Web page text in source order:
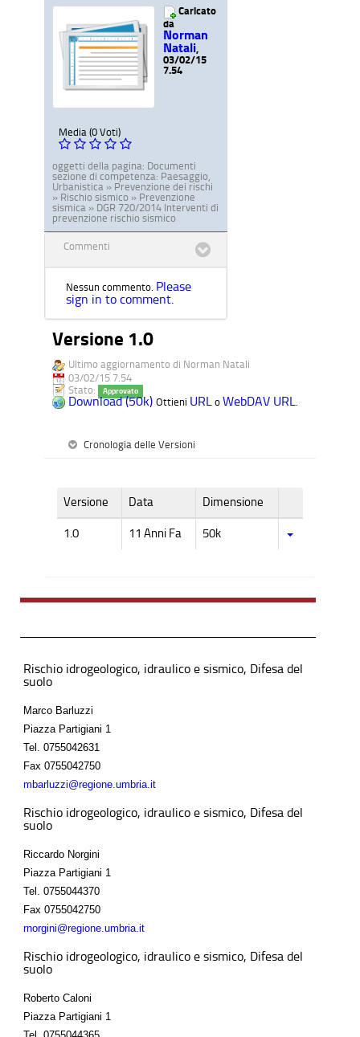
Caricato
da
Norman
Natali
03/02/15
7.54
Media (0 Voti)
oggetti della pagina: Documenti
sezione di competenza: Paesaggio,
Urbanistica » Prevenzione dei rischi
» Rischio sismico » Prevenzione
sismica » DGR 720/2014 Interventi di
prevenzione rischio sismico
Commenti
Nessun commento. Please
sign in to comment.
Versione 1.0
Ultimo aggiornamento di Norman Natali
03/02/15 7.54
Stato:
Approvato
Download (50k) Ottieni URL o WebDAV URL.
Cronologia delle Versioni
Versione Data Dimensione
1.0 11 Anni Fa 50k
Rischio idrogeologico, idraulico e sismico, Difesa del
suolo
Marco Barluzzi
Piazza Partigiani 1
Tel.
0755042631
Fax 0755042750
mbarluzzi@regione.umbria.it
Rischio idrogeologico, idraulico e sismico, Difesa del
suolo
Riccardo Norgini
Piazza Partigiani 1
Tel.
0755044370
Fax 0755042750
rnorgini@regione.umbria.it
Rischio idrogeologico, idraulico e sismico, Difesa del
suolo
Roberto Caloni
Piazza Partigiani 1